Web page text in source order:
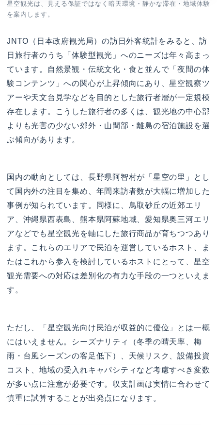
星空観光は、見える保証ではなく暗天環境・静かな滞在・地域体験
を案内します。
JNTO（日本政府観光局）の訪日外客統計をみると、訪
日旅行者のうち「体験型観光」へのニーズは年々高まっ
ています。自然景観・伝統文化・食と並んで「夜間の体
験コンテンツ」への関心が上昇傾向にあり、星空観察ツ
アーや天文台見学などを目的とした旅行者層が一定規模
存在します。こうした旅行者の多くは、観光地の中心部
よりも光害の少ない郊外・山間部・離島の宿泊施設を選
ぶ傾向があります。
国内の動向としては、長野県阿智村が「星空の里」とし
て国内外の注目を集め、年間来訪者数が大幅に増加した
事例が知られています。同様に、鳥取砂丘の近郊エリ
ア、沖縄県西表島、熊本県阿蘇地域、愛知県奥三河エリ
アなどでも星空観光を軸にした旅行商品が育ちつつあり
ます。これらのエリアで民泊を運営しているホスト、ま
たはこれから参入を検討しているホストにとって、星空
観光需要への対応は差別化の有力な手段の一つといえま
す。
ただし、「星空観光向け民泊が収益的に優位」とは一概
にはいえません。シーズナリティ（冬季の晴天率、梅
雨・台風シーズンの客足低下）、天候リスク、設備投資
コスト、地域の受入れキャパシティなど考慮すべき変数
が多い点に注意が必要です。収支計画は実情に合わせて
慎重に試算することが出発点になります。